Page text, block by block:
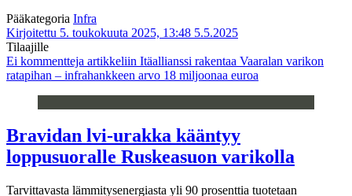
Pääkategoria Infra
Kirjoitettu 5. toukokuuta 2025, 13:48 5.5.2025
Tilaajille
Ei kommentteja artikkeliin Itäallianssi rakentaa Vaaralan varikon
ratapihan – infrahankkeen arvo 18 miljoonaa euroa
Bravidan lvi-urakka kääntyy
loppusuoralle Ruskeasuon varikolla
Tarvittavasta lämmitysenergiasta yli 90 prosenttia tuotetaan